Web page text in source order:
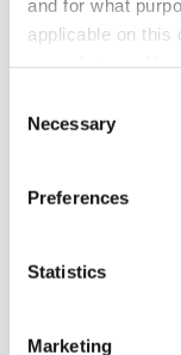
and for what
applicable on this
the Privacy trigger
Find out more
and set your
We use cookies
provide social
our social media,
Selection
Necessary
Preferences
Statistics
Marketing
Efter tio år
chef.
2025-05-08, 13:09